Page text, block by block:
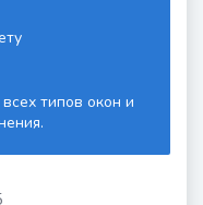
типов окон и